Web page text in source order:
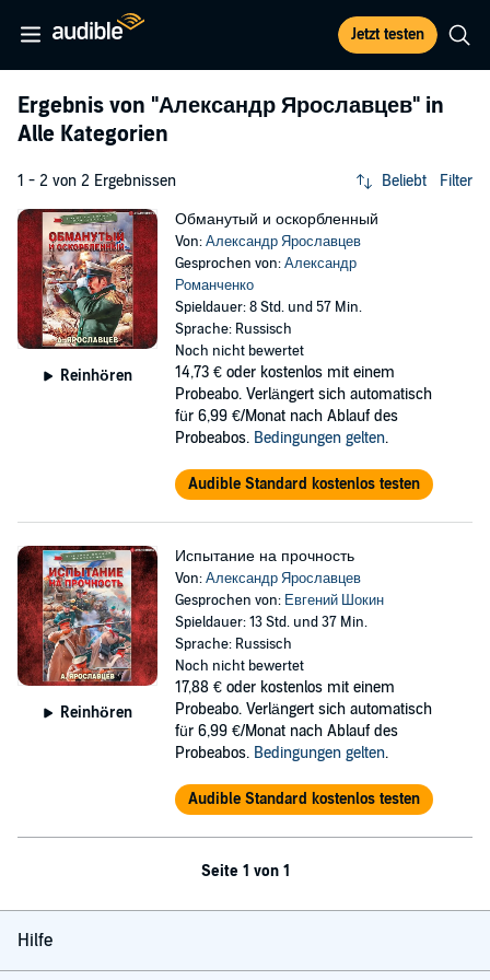
Jetzt testen
Ergebnis von "Александр Ярославцев" in
Alle Kategorien
1 - 2 von 2 Ergebnissen Beliebt Filter
Reinhören
Обманутый и оскорбленный
Von:Александр Ярославцев
Gesprochen von:Александр
Романченко
Spieldauer: 8 Std. und 57 Min.
Sprache: Russisch
Noch nicht bewertet
14,73 € oder kostenlos mit einem
Probeabo. Verlängert sich automatisch
für 6,99 €/Monat nach Ablauf des
Probeabos. Bedingungen gelten.
Audible Standard kostenlos testen
Reinhören
Испытание на прочность
Von:Александр Ярославцев
Gesprochen von: Евгений Шокин
Spieldauer: 13 Std. und 37 Min.
Sprache: Russisch
Noch nicht bewertet
17,88 € oder kostenlos mit einem
Probeabo. Verlängert sich automatisch
für 6,99 €/Monat nach Ablauf des
Probeabos. Bedingungen gelten.
Audible Standard kostenlos testen
Seite 1 von 1
Hilfe